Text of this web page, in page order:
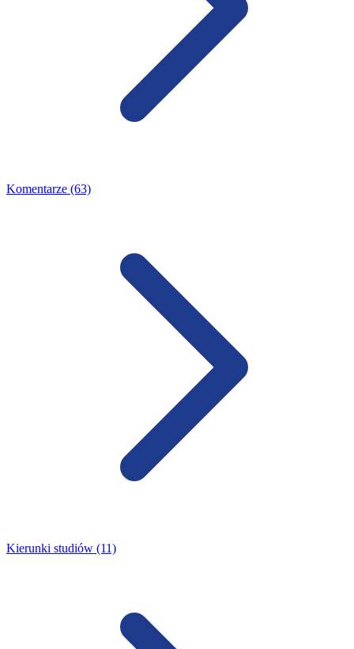
Komentarze (63)
Kierunki studiów (11)